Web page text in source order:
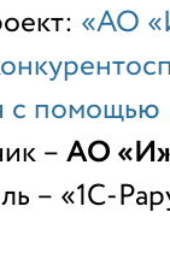
«АО
с помощью
–АО
– «1С-